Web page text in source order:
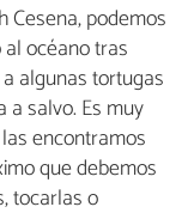
Cesena, podemos
océano tras
algunas tortugas
a salvo. Es muy
encontramos
que debemos
tocarlas o